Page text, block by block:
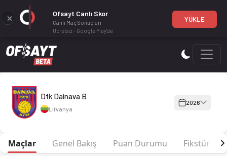
Dfk Dainava B 2026 sezonu | II Lyga'de 15. sırada, 6 puan.
Dfk Dainava B
Litvanya
2026
Maçlar Genel Bakış Puan Durumu Fikstür
Ofsayt Canlı Skor
Canlı Maç Sonuçları
Ücretsiz - Google Play'de
YÜKLE